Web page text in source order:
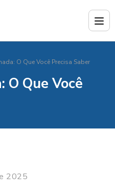
O Que Você Precisa Saber
O Que Você
2025